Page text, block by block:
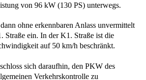
von 96 kW (130 PS) unterwegs.
ohne erkennbaren Anlass unvermittelt
Straße ein. In der K1. Straße ist die
auf 50 km/h beschränkt.
sich daraufhin, den PKW des
Verkehrskontrolle zu